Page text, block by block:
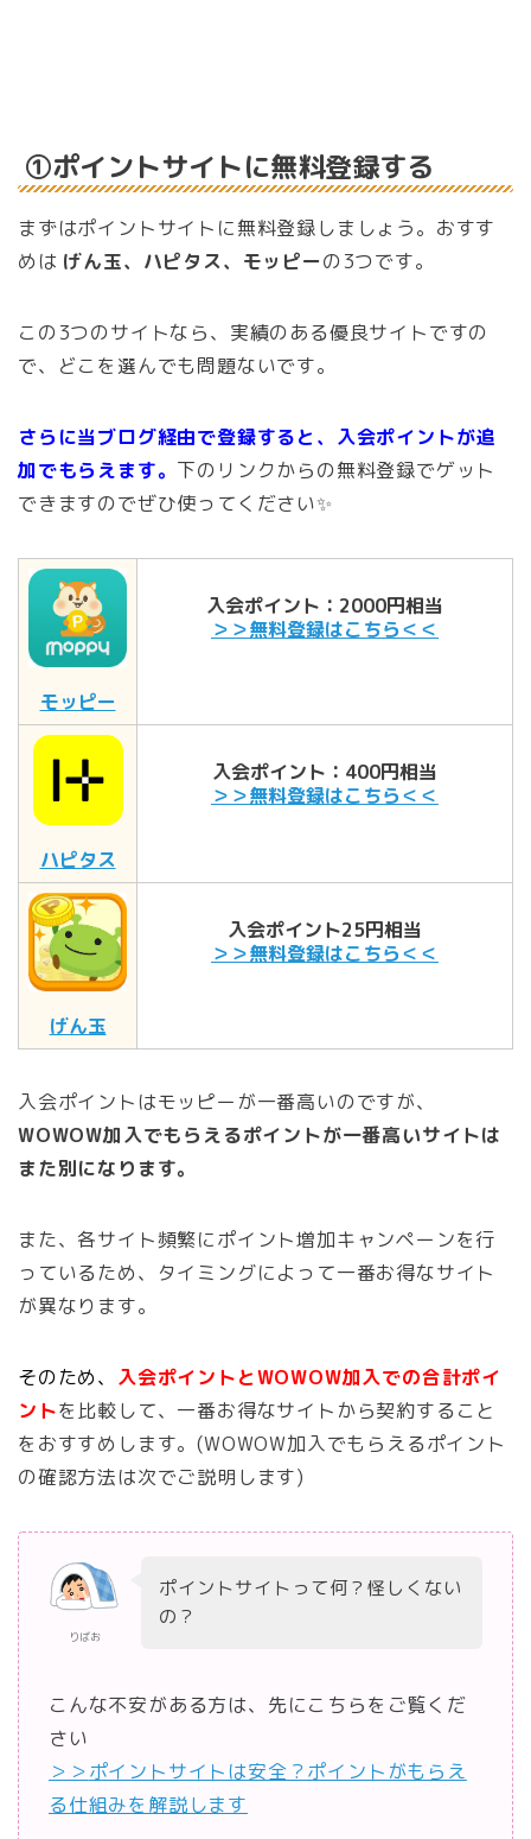
①ポイントサイトに無料登録する
まずはポイントサイトに無料登録しましょう。 おすす
めは げん玉、ハピタス、モッピーの3つです。
この3つのサイトなら、実績のある優良サイトですの
で、どこを選んでも問題ないです。
さらに当ブログ経由で登録すると、入会ポイントが追
加でもらえます。 下のリンクからの無料登録でゲット
できますのでぜひ使ってください✨
モッピー
入会ポイント：2000円相当
＞＞無料登録はこちら＜＜
ハピタス
入会ポイント：400円相当
＞＞無料登録はこちら＜＜
げん玉
入会ポイント25円相当
＞＞無料登録はこちら＜＜
入会ポイントはモッピーが一番高いのですが、
WOWOW加入でもらえるポイントが一番高いサイトは
また別になります。
また、各サイト頻繁にポイント増加キャンペーンを行
っているため、タイミングによって一番お得なサイト
が異なります。
そのため、 入会ポイントとWOWOW加入での合計ポイ
ントを比較して、一番お得なサイトから契約すること
をおすすめします。(WOWOW加入でもらえるポイント
の確認方法は次でご説明します)
りばお
ポイントサイトって何？怪しくない
の？
こんな不安がある方は、先にこちらをご覧くだ
さい
＞＞ポイントサイトは安全？ポイントがもらえ
る仕組みを解説します